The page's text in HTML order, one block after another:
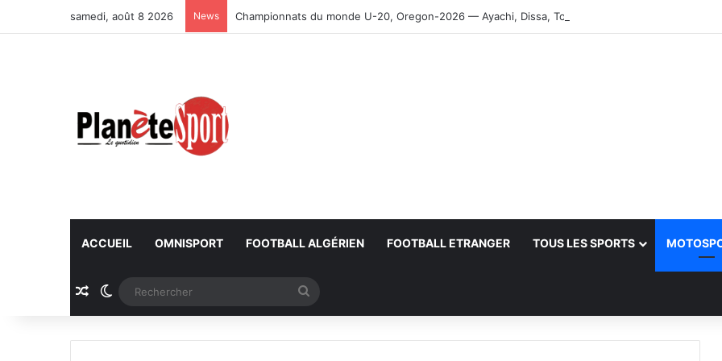
samedi, août 8 2026 News Championnats du monde U-20, Oregon-2026 — Ayachi, Dissa, Touahria et Ghezali en finale
ACCUEIL OMNISPORT FOOTBALL ALGÉRIEN FOOTBALL ETRANGER TOUS LES SPORTS
Article Aléatoire
Switch skin